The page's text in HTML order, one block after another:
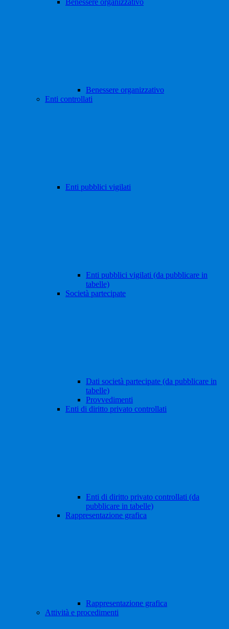
Benessere organizzativo
Benessere organizzativo
Enti controllati
Enti pubblici vigilati
Enti pubblici vigilati (da pubblicare in
tabelle)
Società partecipate
Dati società partecipate (da pubblicare in
tabelle)
Provvedimenti
Enti di diritto privato controllati
Enti di diritto privato controllati (da
pubblicare in tabelle)
Rappresentazione grafica
Rappresentazione grafica
Attività e procedimenti